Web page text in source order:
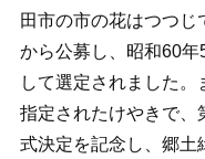
田市の市の花はつつ
から公募し、昭和60
して選定されました。
指定されたけやきで、
式決定を記念し、郷土